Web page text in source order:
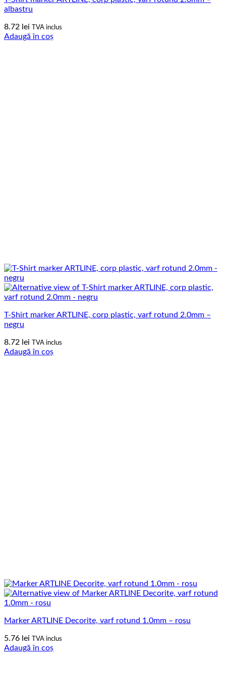
albastru
8.72 lei TVA inclus
Adaugă în coș
T-Shirt marker ARTLINE, corp plastic, varf rotund 2.0mm –
negru
8.72 lei TVA inclus
Adaugă în coș
Marker ARTLINE Decorite, varf rotund 1.0mm – rosu
5.76 lei TVA inclus
Adaugă în coș